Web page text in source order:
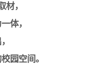
材，
体，
园空间。